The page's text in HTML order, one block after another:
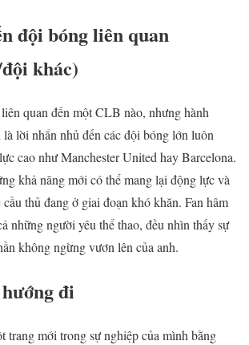
đội bóng liên quan
khác)
quan đến một CLB nào, nhưng hành
lời nhắn nhủ đến các đội bóng lớn luôn
cao như Manchester United hay Barcelona.
khả năng mới có thể mang lại động lực và
cầu thủ đang ở giai đoạn khó khăn. Fan hâm
những người yêu thể thao, đều nhìn thấy sự
không ngừng vươn lên của anh.
đi
trang mới trong sự nghiệp của mình bằng